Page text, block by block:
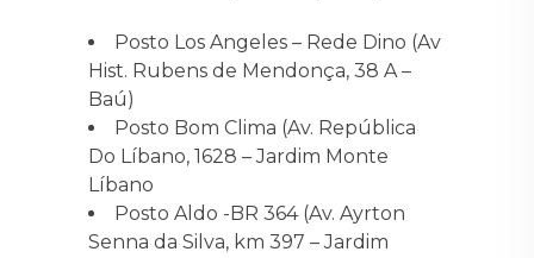
Posto Los Angeles – Rede Dino (Av
Hist. Rubens de Mendonça, 38 A –
Baú)
Posto Bom Clima (Av. República
Do Líbano, 1628 – Jardim Monte
Líbano
Posto Aldo -BR 364 (Av. Ayrton
Senna da Silva, km 397 – Jardim